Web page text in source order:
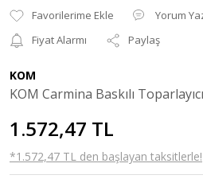
Yorum
Fiyat Alarmı
Paylaş
KOM
KOM Carmina Baskılı
1.572,47 TL
*1.572,47 TL den başlayan taksitlerle!